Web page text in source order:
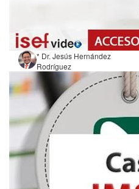
* Dr. Jesús Hernández
Rodríguez